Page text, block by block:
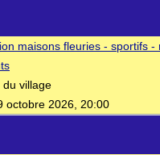
maisons fleuries - sportifs -
du village
octobre 2026, 20:00